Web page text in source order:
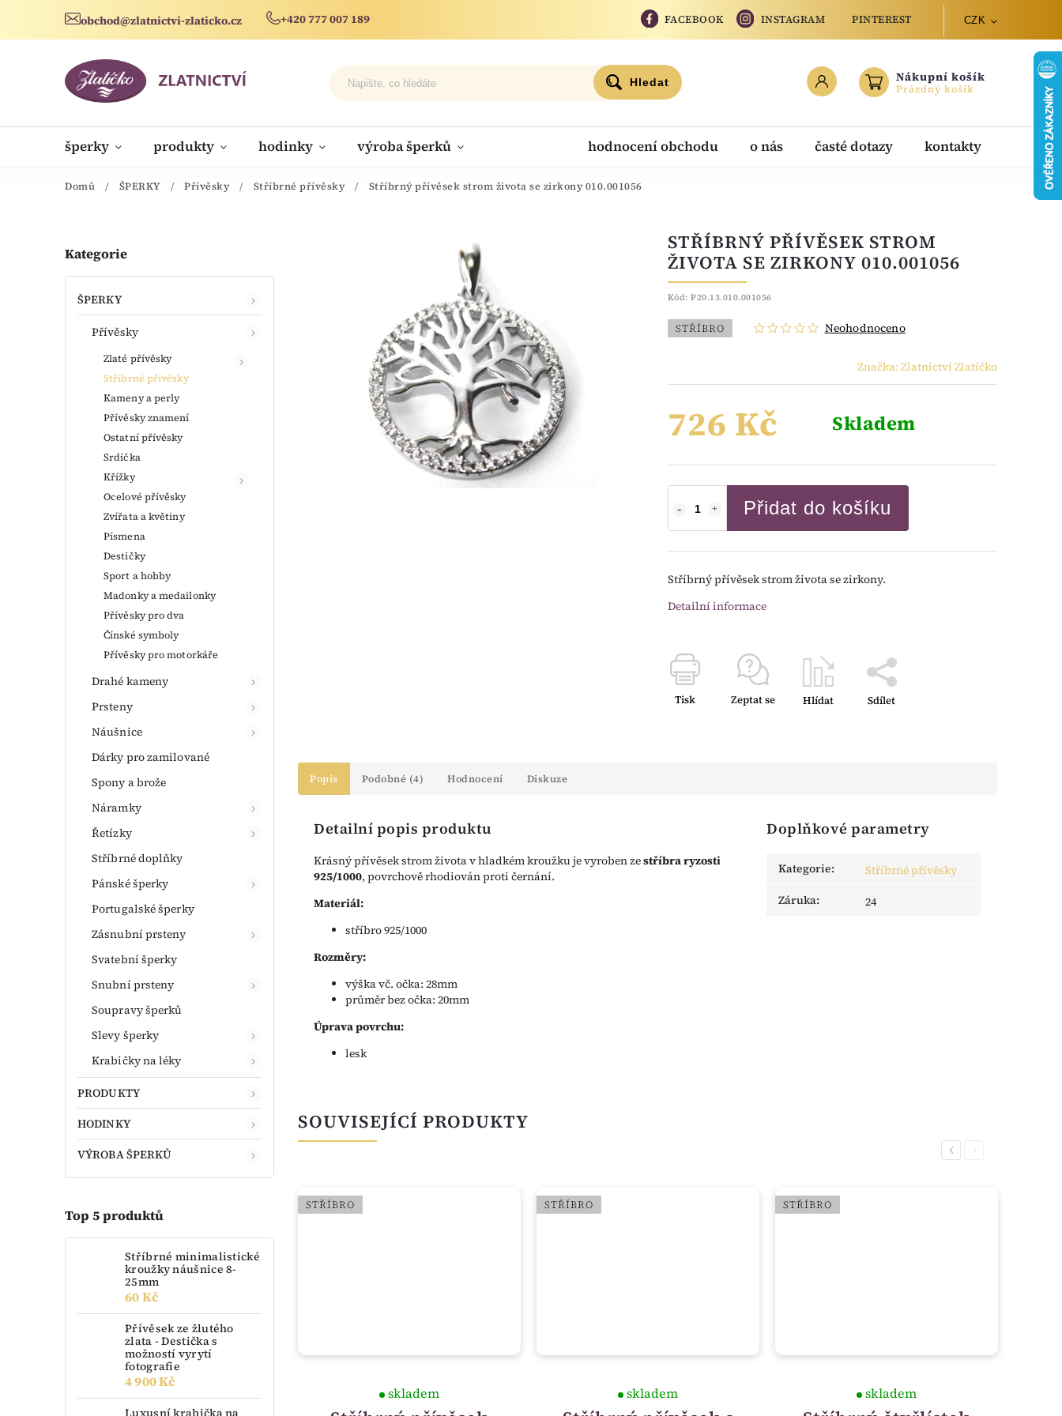
obchod@zlatnictvi-zlaticko.cz +420 777 007 189 FACEBOOK INSTAGRAM PINTEREST CZK
Hledat Nákupní košík
Prázdný košík
šperky produkty hodinky výroba šperků hodnocení obchodu o nás časté dotazy kontakty
novinky
Domů / ŠPERKY / Přívěsky / Stříbrné přívěsky / Stříbrný přívěsek strom života se zirkony 010.001056
Kategorie
ŠPERKY
Přívěsky
Zlaté přívěsky
Stříbrné přívěsky
Kameny a perly
Přívěsky znamení
Ostatní přívěsky
Srdíčka
Křížky
Ocelové přívěsky
Zvířata a květiny
Písmena
Destičky
Sport a hobby
Madonky a medailonky
Přívěsky pro dva
Čínské symboly
Přívěsky pro motorkáře
Drahé kameny
Prsteny
Náušnice
Dárky pro zamilované
Spony a brože
Náramky
Řetízky
Stříbrné doplňky
Pánské šperky
Portugalské šperky
Zásnubní prsteny
Svatební šperky
Snubní prsteny
Soupravy šperků
Slevy šperky
Krabičky na léky
PRODUKTY
HODINKY
VÝROBA ŠPERKŮ
Top 5 produktů
Stříbrné minimalistické
kroužky náušnice 8-
25mm
60 Kč
Přívěsek ze žlutého
zlata - Destička s
možností vyrytí
fotografie
4 900 Kč
Luxusní krabička na
STŘÍBRNÝ PŘÍVĚSEK STROM
ŽIVOTA SE ZIRKONY 010.001056
Kód: P20.13.010.001056
STŘÍBRO Neohodnoceno
Značka: Zlatnictví Zlatíčko
726 Kč Skladem
Přidat do košíku
Stříbrný přívěsek strom života se zirkony.
Detailní informace
Tisk Zeptat se Hlídat Sdílet
Popis Podobné (4) Hodnocení Diskuze
Detailní popis produktu
Krásný přívěsek strom života v hladkém kroužku je vyroben zestříbra ryzosti
925/1000, povrchově rhodiován proti černání.
Materiál:
stříbro 925/1000
Rozměry:
výška vč. očka: 28mm
průměr bez očka: 20mm
Úprava povrchu:
lesk
Doplňkové parametry
Kategorie:
Stříbrné přívěsky
Záruka: 24
SOUVISEJÍCÍ PRODUKTY
Previous
STŘÍBRO
skladem
STŘÍBRO
skladem
STŘÍBRO
skladem
Next